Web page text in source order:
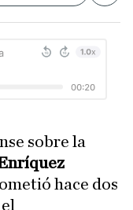
sobre la
hace dos